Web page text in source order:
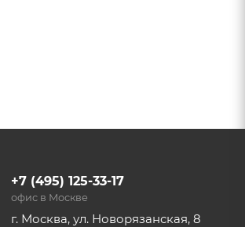
+7 (495) 125-33-17
офис в Москве
г. Москва, ул. Новорязанская, 8